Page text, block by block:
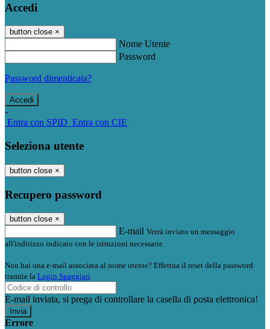
Accedi
button close ×
Nome Utente
Password
Password dimenticata?
-
Entra con SPID Entra con CIE
Seleziona utente
button close ×
Recupero password
button close ×
E-mail Verrà inviato un messaggio
all'indirizzo indicato con le istruzioni necessarie.
Non hai una e-mail associata al nome utente? Effettua il reset della password
tramite la Login Spaggiari
E-mail inviata, si prega di controllare la casella di posta elettronica!
Errore